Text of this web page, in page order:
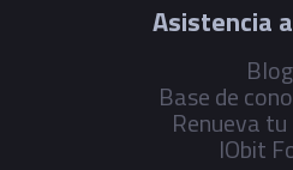
Asistencia
Blog
Base de
Renueva
IObit